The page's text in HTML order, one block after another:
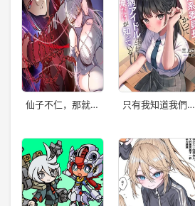
仙子不仁，那就沦
只有我知道我們的